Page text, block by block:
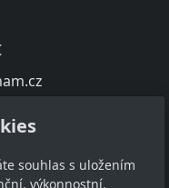
souhlas s uložením
výkonnostní,